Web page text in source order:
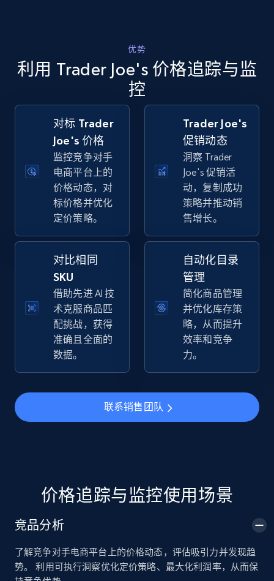
Walmart - products - Collects products by
specific keywords
URL, Final price, Sku, Currency, Gtin,
5.6K+ 875+ 立即开始
Walmart - products - Discover products by
using sku numbers
URL, Final price, Sku, Currency, Gtin,
Specifications, Image urls, Top reviews, and
more.
5.6K+ 875+ 立即开始
TikTok Shop
price, Final price, Discount percent, and more.
TikTok Shop - category
URL, Title, Available, Description, Currency, Initial
price, Final price, Discount percent, and more.
5.4K+ 668+ 立即开始
优势
利用 Trader Joe's 价格追踪与监
控
对标 Trader
Joe's 价格
监控竞争对手
电商平台上的
价格动态，对
标价格并优化
定价策略。
Trader Joe's
促销动态
洞察 Trader
Joe's 促销活
动，复制成功
策略并推动销
售增长。
对比相同
SKU
借助先进 AI 技
术克服商品匹
配挑战，获得
准确且全面的
数据。
自动化目录
管理
简化商品管理
并优化库存策
略，从而提升
效率和竞争
力。
联系销售团队
价格追踪与监控使用场景
竞品分析
了解竞争对手电商平台上的价格动态，评估吸引力并发现趋
势。 利用可执行洞察优化定价策略、最大化利润率，从而保